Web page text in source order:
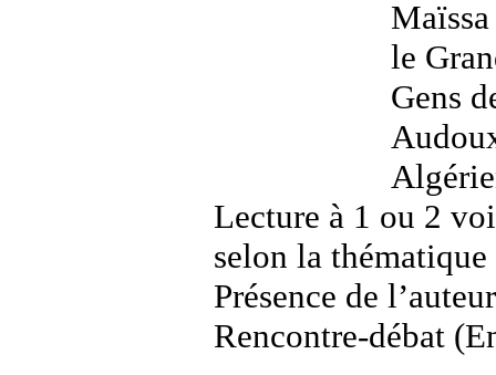
le
Gens
Lecture à 1 ou 2
selon la
Présence de
Rencontre-débat